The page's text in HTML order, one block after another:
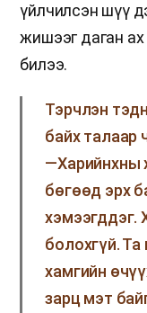
үйлчилсэн шүү
жишээг даган ах
билээ.
Тэрчлэн
байх талаар
—Харийнхны
бөгөөд эрх
хэмээгддэг.
болохгүй. Та
хамгийн
зарц мэт